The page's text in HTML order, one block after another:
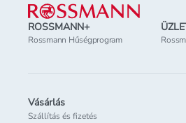
ROSSMANN+
Rossmann Hűségprogram
Vásárlás
Szállítás és fizetés